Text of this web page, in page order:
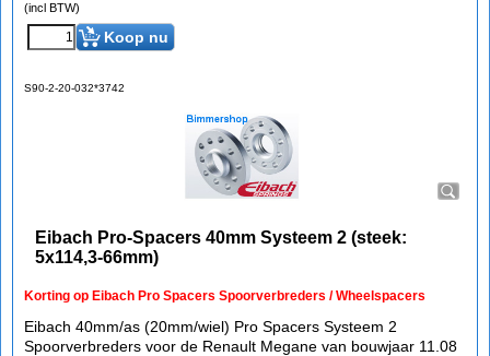
(incl BTW)
Koop nu
S90-2-20-032*3742
Eibach Pro-Spacers 40mm Systeem 2 (steek:
5x114,3-66mm)
Korting op Eibach Pro Spacers Spoorverbreders / Wheelspacers
Eibach 40mm/as (20mm/wiel) Pro Spacers Systeem 2
Spoorverbreders voor de Renault Megane van bouwjaar 11.08